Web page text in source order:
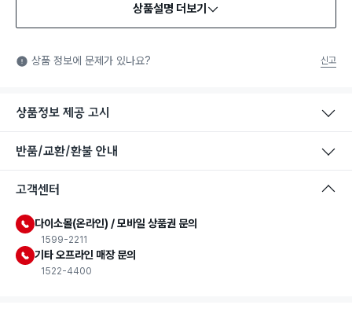
식품용 기구: 식품위생법에서 정한 규격에 따라 제조되어 식품 또
는 식품첨가물에 사용할 수 있는 식품용기구라는 표시입니다.
상품설명 더보기
상품 정보에 문제가 있나요? 신고
상품정보 제공 고시
반품/교환/환불 안내
고객센터
다이소몰(온라인) / 모바일 상품권 문의
1599-2211
기타 오프라인 매장 문의
1522-4400